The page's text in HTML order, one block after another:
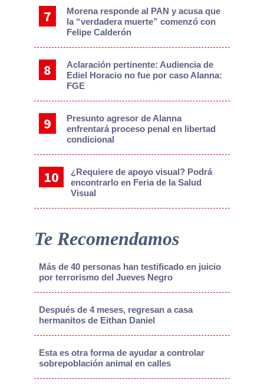
Morena responde al PAN y acusa que
la “verdadera muerte” comenzó con
Felipe Calderón
Aclaración pertinente: Audiencia de
Ediel Horacio no fue por caso Alanna:
FGE
Presunto agresor de Alanna
enfrentará proceso penal en libertad
condicional
¿Requiere de apoyo visual? Podrá
encontrarlo en Feria de la Salud
Visual
Te Recomendamos
Más de 40 personas han testificado en juicio
por terrorismo del Jueves Negro
Después de 4 meses, regresan a casa
hermanitos de Eithan Daniel
Esta es otra forma de ayudar a controlar
sobrepoblación animal en calles